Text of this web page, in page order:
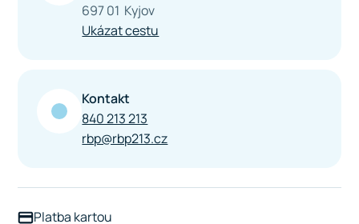
697 01 Kyjov
Ukázat cestu
Kontakt
840 213 213
rbp@rbp213.cz
Platba kartou